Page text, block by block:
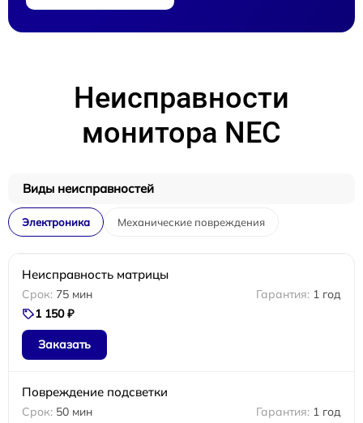
Неисправности
монитора NEC
Виды неисправностей
Электроника Механические повреждения
Неисправность матрицы
75 мин
1 год
1 150 ₽
Заказать
Повреждение подсветки
50 мин
1 год